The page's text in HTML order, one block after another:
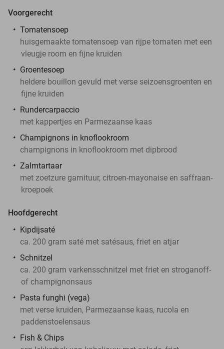
Voorgerecht
Tomatensoep
huisgemaakte tomatensoep van rijpe tomaten met een
vleugje room en fijne kruiden
Groentesoep
heldere bouillon gevuld met verse seizoensgroenten en
fijne kruiden
Rundercarpaccio
met kappertjes en Parmezaanse kaas
Champignons in knoflookroom
champignons in knoflookroom met dipbrood
Zalmtartaar
met zoetzure garnituur, citroen-mayonaise en saffraan-
kroepoek
Hoofdgerecht
Kipdijsaté
ca. 200 gram saté met satésaus, friet en atjar
Schnitzel
ca. 200 gram varkensschnitzel met friet en stroganoff-
of champignonsaus
Pasta funghi (vega)
met verse kruiden, Parmezaanse kaas, rucola en
paddenstoelensaus
Fish & Chips